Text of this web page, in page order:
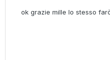
ok grazie mille lo stesso